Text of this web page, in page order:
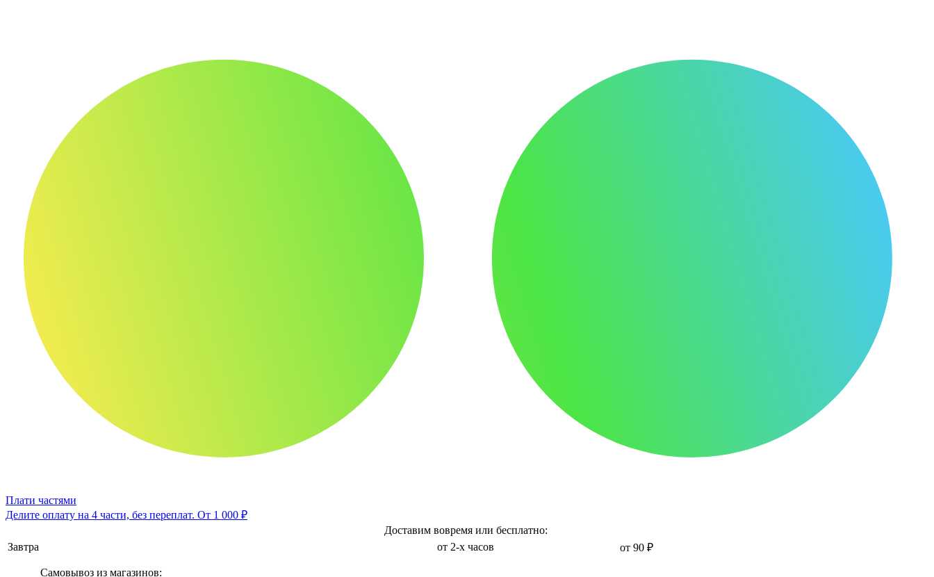
Плати частями
Делите оплату на 4 части, без переплат. От 1 000 ₽
Доставим вовремя или бесплатно:
Завтра
от 2-х часов от 90 ₽
Самовывоз из магазинов: